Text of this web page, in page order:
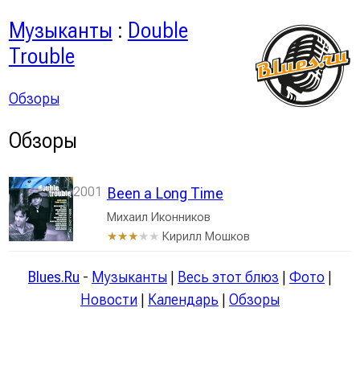
Музыканты : Double
Trouble
Обзоры
Обзоры
2001 Been a Long Time
Михаил Иконников
★★★★★ Кирилл Мошков
Blues.Ru - Музыканты | Весь этот блюз | Фото |
Новости | Календарь | Обзоры